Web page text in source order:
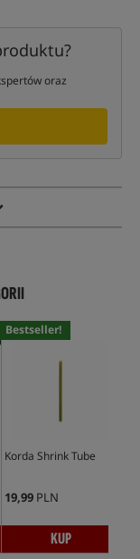
oraz
Bestseller!
Korda Shrink Tube
19,99 PLN
KUP